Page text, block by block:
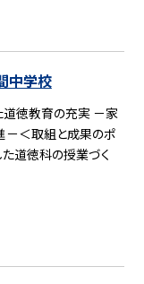
中学校
道徳教育の充実 －家
－＜取組と成果のポ
道徳科の授業づく